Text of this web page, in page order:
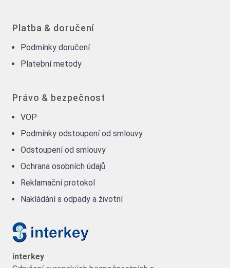
Platba & doručení
Podmínky doručení
Platební metody
Právo & bezpečnost
VOP
Podmínky odstoupení od smlouvy
Odstoupení od smlouvy
Ochrana osobních údajů
Reklamační protokol
Nakládání s odpady a životní
interkey